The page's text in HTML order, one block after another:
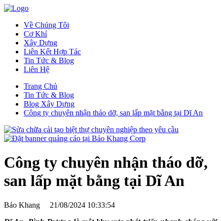
Về Chúng Tôi
Cơ Khí
Xây Dựng
Liên Kết Hợp Tác
Tin Tức & Blog
Liên Hệ
Trang Chủ
Tin Tức & Blog
Blog Xây Dựng
Công ty chuyên nhận tháo dỡ, san lấp mặt bằng tại Dĩ An
Công ty chuyên nhận tháo dỡ,
san lấp mặt bằng tại Dĩ An
Bảo Khang 21/08/2024 10:33:54